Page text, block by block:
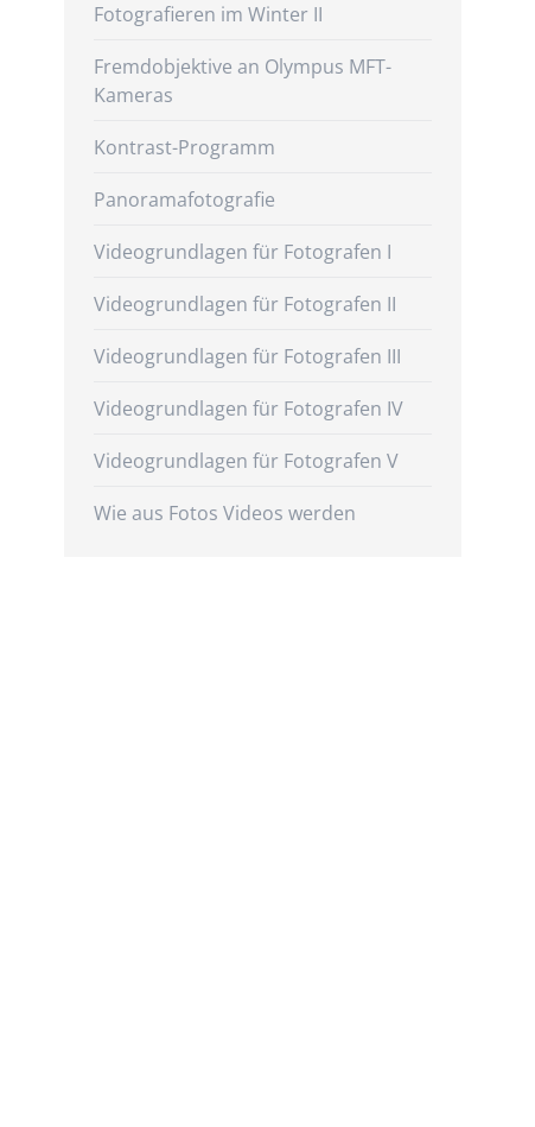
Fotografieren im Winter II
Fremdobjektive an Olympus MFT-
Kameras
Kontrast-Programm
Panoramafotografie
Videogrundlagen für Fotografen I
Videogrundlagen für Fotografen II
Videogrundlagen für Fotografen III
Videogrundlagen für Fotografen IV
Videogrundlagen für Fotografen V
Wie aus Fotos Videos werden